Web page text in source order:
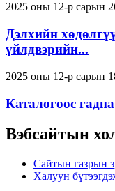
2025 оны 12-р сарын
Дэлхийн
үйлдвэрийн...
2025 оны 12-р сарын
Каталогоос
Вэбсайтын
Сайтын газрын
Халуун